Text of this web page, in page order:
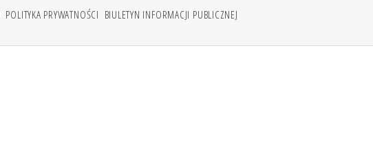
POLITYKA PRYWATNOŚCI BIULETYN INFORMACJI PUBLICZNEJ